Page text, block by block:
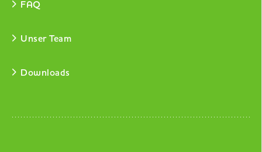
FAQ
Unser Team
Downloads